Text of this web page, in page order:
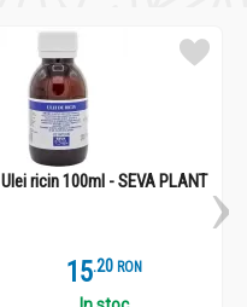
Ulei ricin 100ml - SEVA PLANT
15.2 RON